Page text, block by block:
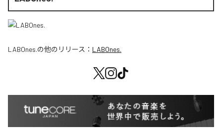
LABOnes.の他のリリース： LABOnes.